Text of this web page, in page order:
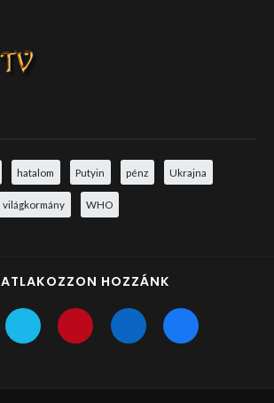
hatalom Putyin pénz Ukrajna
világkormány WHO
HOZZÁNK